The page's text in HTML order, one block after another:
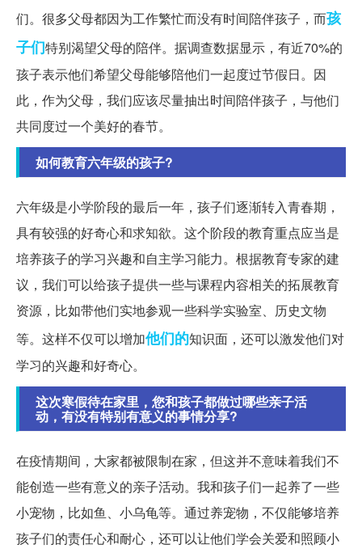
们。很多父母都因为工作繁忙而没有时间陪伴孩子，而孩
子们特别渴望父母的陪伴。据调查数据显示，有近70%的
孩子表示他们希望父母能够陪他们一起度过节假日。因
此，作为父母，我们应该尽量抽出时间陪伴孩子，与他们
共同度过一个美好的春节。
如何教育六年级的孩子?
六年级是小学阶段的最后一年，孩子们逐渐转入青春期，
具有较强的好奇心和求知欲。这个阶段的教育重点应当是
培养孩子的学习兴趣和自主学习能力。根据教育专家的建
议，我们可以给孩子提供一些与课程内容相关的拓展教育
资源，比如带他们实地参观一些科学实验室、历史文物
等。这样不仅可以增加他们的知识面，还可以激发他们对
学习的兴趣和好奇心。
这次寒假待在家里，您和孩子都做过哪些亲子活
动，有没有特别有意义的事情分享?
在疫情期间，大家都被限制在家，但这并不意味着我们不
能创造一些有意义的亲子活动。我和孩子们一起养了一些
小宠物，比如鱼、小乌龟等。通过养宠物，不仅能够培养
孩子们的责任心和耐心，还可以让他们学会关爱和照顾小